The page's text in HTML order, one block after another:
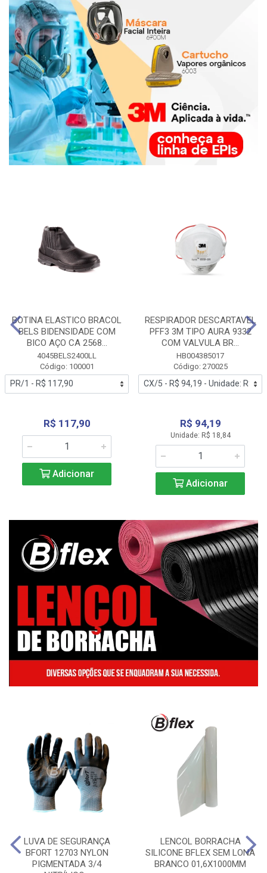
BOTINA ELASTICO BRACOL
BELS BIDENSIDADE COM
BICO AÇO CA 2568...
4045BELS2400LL
Código: 100001
R$ 117,90
Adicionar
RESPIRADOR DESCARTAVEL
PFF3 3M TIPO AURA 9332
COM VALVULA BR...
HB004385017
Código: 270025
R$ 94,19
Unidade: R$ 18,84
Adicionar
LUVA DE SEGURANÇA
BFORT 12703 NYLON
PIGMENTADA 3/4
LENCOL BORRACHA
SILICONE BFLEX SEM LONA
BRANCO 01,6X1000MM